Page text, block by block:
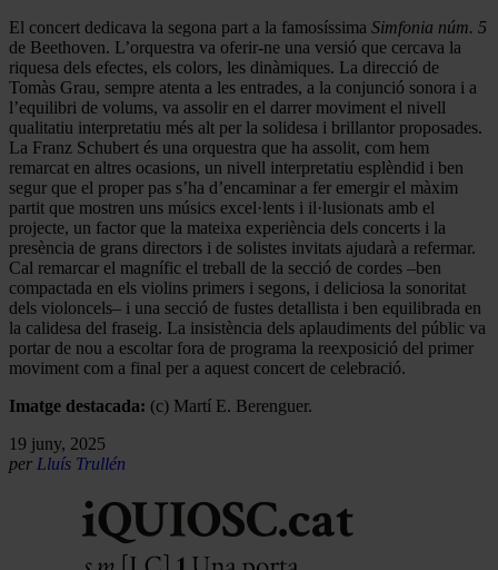
El concert dedicava la segona part a la famosíssima Simfonia núm. 5
de Beethoven. L’orquestra va oferir-ne una versió que cercava la
riquesa dels efectes, els colors, les dinàmiques. La direcció de
Tomàs Grau, sempre atenta a les entrades, a la conjunció sonora i a
l’equilibri de volums, va assolir en el darrer moviment el nivell
qualitatiu interpretatiu més alt per la solidesa i brillantor proposades.
La Franz Schubert és una orquestra que ha assolit, com hem
remarcat en altres ocasions, un nivell interpretatiu esplèndid i ben
segur que el proper pas s’ha d’encaminar a fer emergir el màxim
partit que mostren uns músics excel·lents i il·lusionats amb el
projecte, un factor que la mateixa experiència dels concerts i la
presència de grans directors i de solistes invitats ajudarà a refermar.
Cal remarcar el magnífic el treball de la secció de cordes –ben
compactada en els violins primers i segons, i deliciosa la sonoritat
dels violoncels– i una secció de fustes detallista i ben equilibrada en
la calidesa del fraseig. La insistència dels aplaudiments del públic va
portar de nou a escoltar fora de programa la reexposició del primer
moviment com a final per a aquest concert de celebració.
Imatge destacada: (c) Martí E. Berenguer.
19 juny, 2025
per Lluís Trullén